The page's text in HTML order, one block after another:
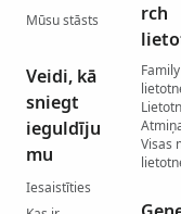
Mūsu stāsts
Veidi, kā
sniegt
ieguldīju
mu
Iesaistīties
rch
Visas